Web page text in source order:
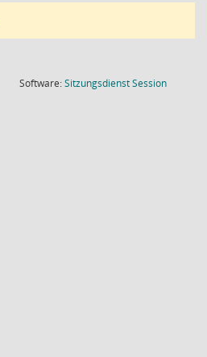
Software:SitzungsdienstSession(Wird in